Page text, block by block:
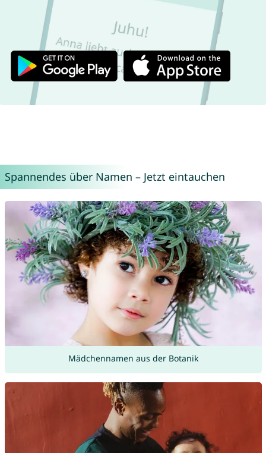
Spannendes über Namen – Jetzt eintauchen
Mädchennamen aus der Botanik